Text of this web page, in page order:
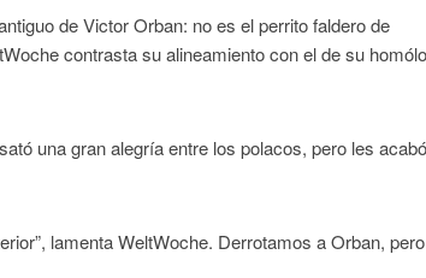
de Victor Orban: no es el perrito faldero de
contrasta su alineamiento con el de su
una gran alegría entre los polacos, pero les acabó
lamenta WeltWoche. Derrotamos a Orban, pero